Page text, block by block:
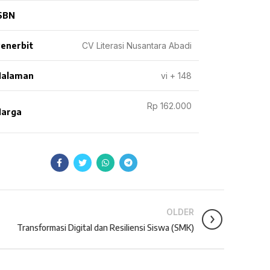
CV Literasi Nusantara Abadi
vi + 148
Rp 162.000
OLDER
Transformasi Digital dan Resiliensi Siswa (SMK)